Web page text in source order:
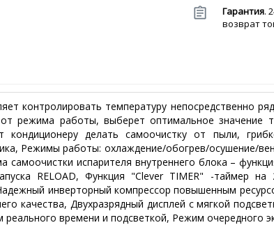
Гарантия.
возврат
контролировать температуру непосредственно
режима работы, выберет оптимальное значение
кондиционеру делать самоочистку от пыли,
Режимы работы: охлаждение/обогрев/осушение/
испарителя внутреннего блока –
RELOAD, Функция "Сlever TIMER" -таймер
инверторный компрессор повышенным
качества, Двухразрядный дисплей c мягкой
времени и подсветкой, Режим очередного